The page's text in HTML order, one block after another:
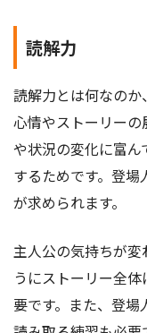
読解力
読解力とは何なの
心情やストーリー
や状況の変化に富
するためです。登
が求められます。
主人公の気持ちが
うにストーリー全
要です。また、登